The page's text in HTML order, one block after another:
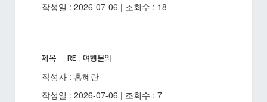
작성일 : 2026-07-06 | 조회수 : 18
제목 : RE : 여행문의
작성자 : 홍혜란
작성일 : 2026-07-06 | 조회수 : 7